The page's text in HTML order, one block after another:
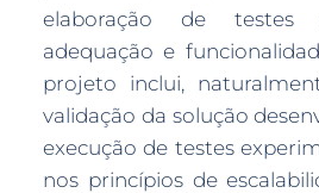
elaboração de testes
adequação e
projeto inclui,
validação da solução
execução de testes
nos princípios de